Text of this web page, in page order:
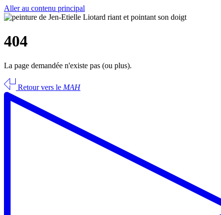
Aller au contenu principal
404
La page demandée n'existe pas (ou plus).
Retour vers le MAH